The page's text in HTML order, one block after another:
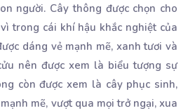
người. Cây thông được chọn cho
trong cái khí hậu khắc nghiệt của
dáng vẻ mạnh mẽ, xanh tươi và
nên được xem là biểu tượng sự
còn được xem là cây phục sinh,
mẽ, vượt qua mọi trở ngại, xua